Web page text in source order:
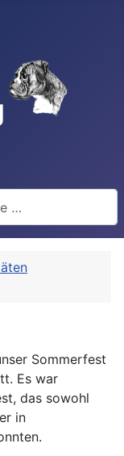
more characters
Sommerfest
Es war
das sowohl
in